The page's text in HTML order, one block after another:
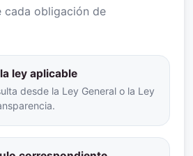
cada obligación de
ley aplicable
desde la Ley General o la Ley